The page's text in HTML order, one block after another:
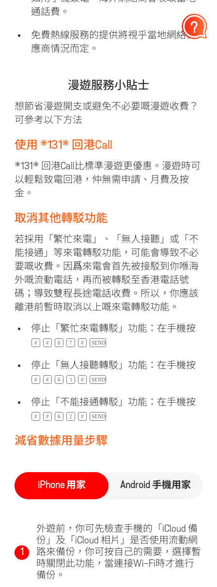
通話費。
免費熱線服務的提供將視乎當地網絡供
應商情況而定。
漫遊服務小貼士
想節省漫遊開支或避免不必要嘅漫遊收費？
可參考以下方法
使用 *131* 回港Call
*131* 回港Call比標準漫遊更優惠。漫遊時可
以輕鬆致電回港，仲無需申請、月費及按
金。
取消其他轉駁功能
若採用「繁忙來電」、「無人接聽」或「不
能接通」等來電轉駁功能，可能會導致不必
要嘅收費。因爲來電會首先被接駁到你喺海
外嘅流動電話，再而被轉駁至香港電話號
碼；導致雙程長途電話收費。所以，你應該
離港前暫時取消以上嘅來電轉駁功能。
停止「繁忙來電轉駁」功能：在手機按
停止「無人接聽轉駁」功能：在手機按
停止「不能接通轉駁」功能：在手機按
減省數據用量步驟
iPhone 用家 Android 手機用家
1
外遊前，你可先檢查手機的「iCloud 備
份」及「iCloud 相片」是否使用流動網
路來備份，你可按自己的需要，選擇暫
時關閉此功能，當連接Wi-Fi時才進行
備份。